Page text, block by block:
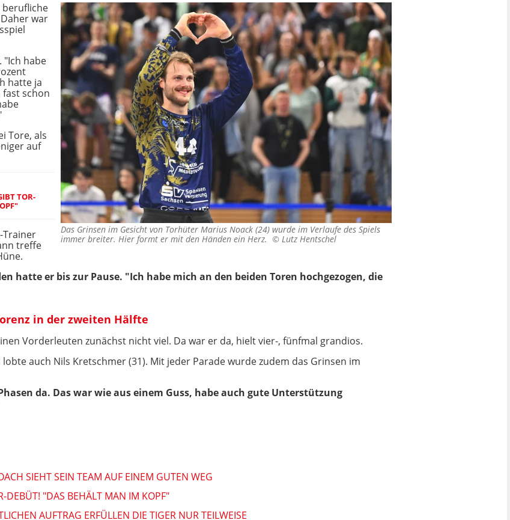
Das Grinsen im Gesicht von Torhüter Marius Noack (24) wurde im Verlaufe des Spiels
immer breiter. Hier formt er mit den Händen ein Herz. © Lutz Hentschel
berufliche
war
"Ich habe
hatte ja
schon
Tore, als
auf
TOR-
Trainer
treffe
hatte er bis zur Pause. "Ich habe mich an den beiden Toren hochgezogen, die
in der zweiten Hälfte
Vorderleuten zunächst nicht viel. Da war er da, hielt vier-, fünfmal grandios.
auch Nils Kretschmer (31). Mit jeder Parade wurde zudem das Grinsen im
da. Das war wie aus einem Guss, habe auch gute Unterstützung
SIEHT SEIN TEAM AUF EINEM GUTEN WEG
DEBÜT! "DAS BEHÄLT MAN IM KOPF"
AUFTRAG ERFÜLLEN DIE TIGER NUR TEILWEISE